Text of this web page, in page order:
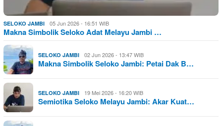
SELOKO JAMBI 05 Jun 2026 - 16:51 WIB
Makna Simbolik Seloko Adat Melayu Jambi …
SELOKO JAMBI 02 Jun 2026 - 13:47 WIB
Makna Simbolik Seloko Jambi: Petai Dak B…
SELOKO JAMBI 19 Mei 2026 - 16:20 WIB
Semiotika Seloko Melayu Jambi: Akar Kuat…